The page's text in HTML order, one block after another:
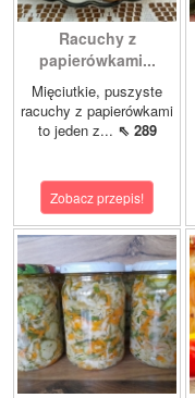
Racuchy z
papierówkami...
Mięciutkie, puszyste
racuchy z papierówkami
to jeden z... ⇖ 289
Zobacz przepis!